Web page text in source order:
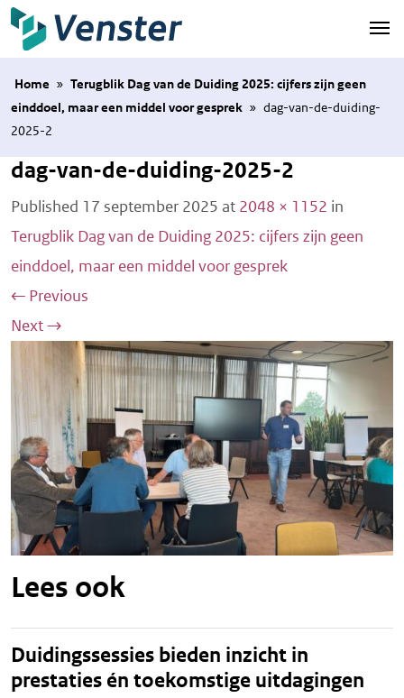
Naar hoofdinhoud
Home » Terugblik Dag van de Duiding 2025: cijfers zijn geen
einddoel, maar een middel voor gesprek » dag-van-de-duiding-
2025-2
dag-van-de-duiding-2025-2
Published 17 september 2025 at 2048 × 1152 in
Terugblik Dag van de Duiding 2025: cijfers zijn geen
einddoel, maar een middel voor gesprek
← Previous
Next→
Lees ook
Duidingssessies bieden inzicht in
prestaties én toekomstige uitdagingen